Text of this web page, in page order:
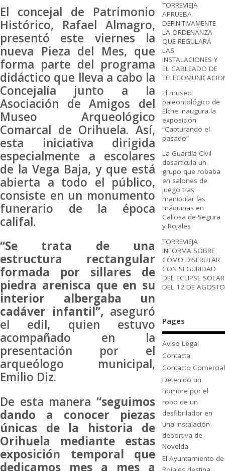
El concejal de Patrimonio
Histórico, Rafael Almagro,
presentó este viernes la
nueva Pieza del Mes, que
forma parte del programa
didáctico que lleva a cabo la
Concejalía junto a la
Asociación de Amigos del
Museo Arqueológico
Comarcal de Orihuela. Así,
esta iniciativa dirigida
especialmente a escolares
de la Vega Baja, y que está
abierta a todo el público,
consiste en un monumento
funerario de la época
califal.
“Se trata de una
estructura rectangular
formada por sillares de
piedra arenisca que en su
interior albergaba un
cadáver infantil”, aseguró
el edil, quien estuvo
acompañado en la
presentación por el
arqueólogo municipal,
Emilio Diz.
De esta manera“seguimos
dando a conocer piezas
únicas de la historia de
Orihuela mediante estas
exposición temporal que
dedicamos mes a mes a
TORREVIEJA
APRUEBA
DEFINITIVAMENTE
LA ORDENANZA
QUE REGULARÁ
LAS
INSTALACIONES Y
EL CABLEADO DE
El museo
paleontológico de
Elche inaugura la
exposición
“Capturando el
pasado”
La Guardia Civil
desarticula un
grupo que robaba
en salones de
juego tras
manipular las
máquinas en
Callosa de Segura
y Rojales
TORREVIEJA
INFORMA SOBRE
CÓMO DISFRUTAR
CON SEGURIDAD
DEL ECLIPSE SOLAR
DEL 12 DE AGOSTO
Pages
Aviso Legal
Contacta
Contacto Comercial
Detenido un
hombre por el
robo de un
desfibrilador en
una instalación
deportiva de
Novelda
El Ayuntamiento de